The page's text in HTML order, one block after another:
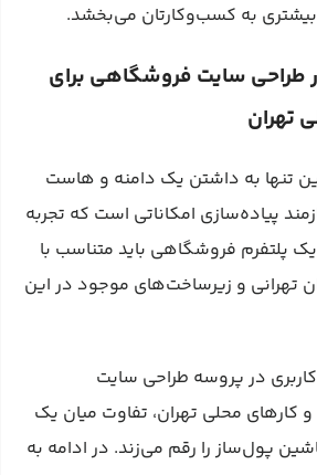
به کسب‌وکارتان می‌بخشد.
طراحی سایت فروشگاهی برای
تهران
تنها به داشتن یک دامنه و هاست
پیاده‌سازی امکاناتی است که تجربه
پلتفرم فروشگاهی باید متناسب با
تهرانی و زیرساخت‌های موجود در این
در پروسه طراحی سایت
محلی تهران، تفاوت میان یک
پول‌ساز را رقم می‌زند. در ادامه به